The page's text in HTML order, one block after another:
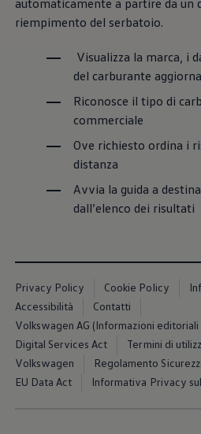
Servizi Finanziari
Progetto Valore
Noleggio
Leasing Finanziario
Servizi Assicurativi
Assicurazione
Estensione
Sistemi di
Safe inMotion e
Allestimenti chiavi
Trasporto persone
Guida sui veicoli elettrici
Soluzioni di ricarica e
Simulatore del
Simulatore
Ricarica domestica
Ricarica in
Accessori per la
Calcolo percorso
Connettività e Sicurezza
automaticamente a partire da un
riempimento del serbatoio.
Visualizza la marca, i
del carburante
Riconosce il tipo di
commerciale
Ove richiesto ordina i
distanza
Avvia la guida a
dall’elenco dei risultati
Privacy Policy Cookie Policy
Accessibilità
Contatti
Volkswagen AG (Informazioni
Digital Services Act
Termini di
Volkswagen
Regolamento
EU Data Act
Informativa Privacy